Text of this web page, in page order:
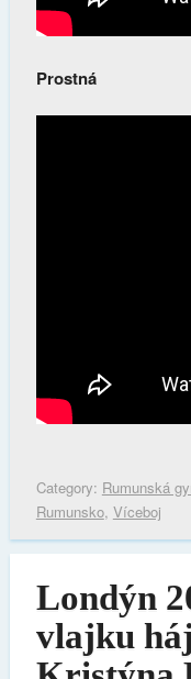
Prostná
Category: Rumunská
Rumunsko, Víceboj
Londýn
vlajku